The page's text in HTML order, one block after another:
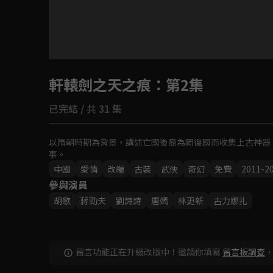
如有不便請見諒
軒轅劍之天之痕 ：第2集
已完結 / 共 31 集
以隋朝時期為背景，講述亡國後裔為圖復國而收集上古神
事。
中國
愛情 改編 古裝 武俠 奇幻 免費 2011-
參與演員
胡歌 蔣勁夫 劉詩詩 唐嫣 林更新 古力娜扎
留言功能正在升級改版中！邀請你填寫 留言板調查